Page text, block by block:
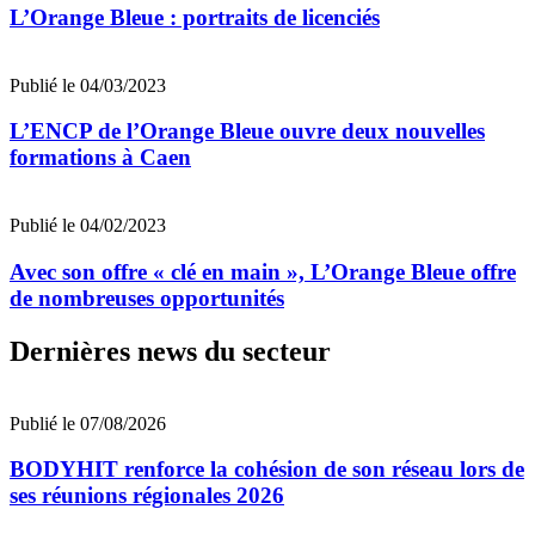
L’Orange Bleue : portraits de licenciés
Publié le 04/03/2023
L’ENCP de l’Orange Bleue ouvre deux nouvelles
formations à Caen
Publié le 04/02/2023
Avec son offre « clé en main », L’Orange Bleue offre
de nombreuses opportunités
Dernières news du secteur
Publié le 07/08/2026
BODYHIT renforce la cohésion de son réseau lors de
ses réunions régionales 2026